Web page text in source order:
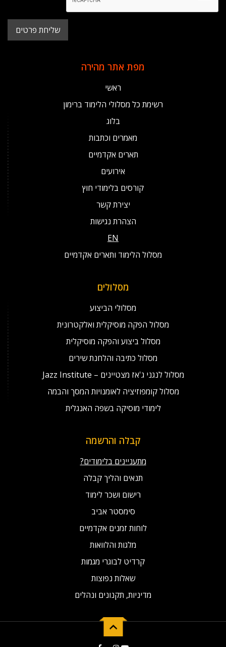
מפת אתר מהירה
ראשי
רשימת כל מסלולי הלימוד ברימון
בלוג
מאמרים וכתבות
תארים אקדמיים
אירועים
קורסים בלימודי חוץ
יצירת קשר
הצהרת נגישות
EN
מסלול הלימוד ותארים אקדמיים
מסלולים
מסלולי הביצוע
מסלול הפקה מוסיקלית ואלקטרונית
מסלול ביצוע והפקה מוסיקלית
מסלול כתיבה והלחנת שירים
מסלול לנגני ג'אז מצטיינים – Jazz Institute
מסלול קומפוזיציה לאומנויות המסך והבמה
לימודי מוסיקה בשפה האנגלית
קבלה והרשמה
מתעניינים בלימודים?
תנאים והליך קבלה
רישום ושכר לימוד
סימסטר אביב
לוחות זמנים אקדמיים
מלגות והלוואות
קרדיט לבוגרי מגמות
שאלות נפוצות
מדיניות, תקנונים ונהלים